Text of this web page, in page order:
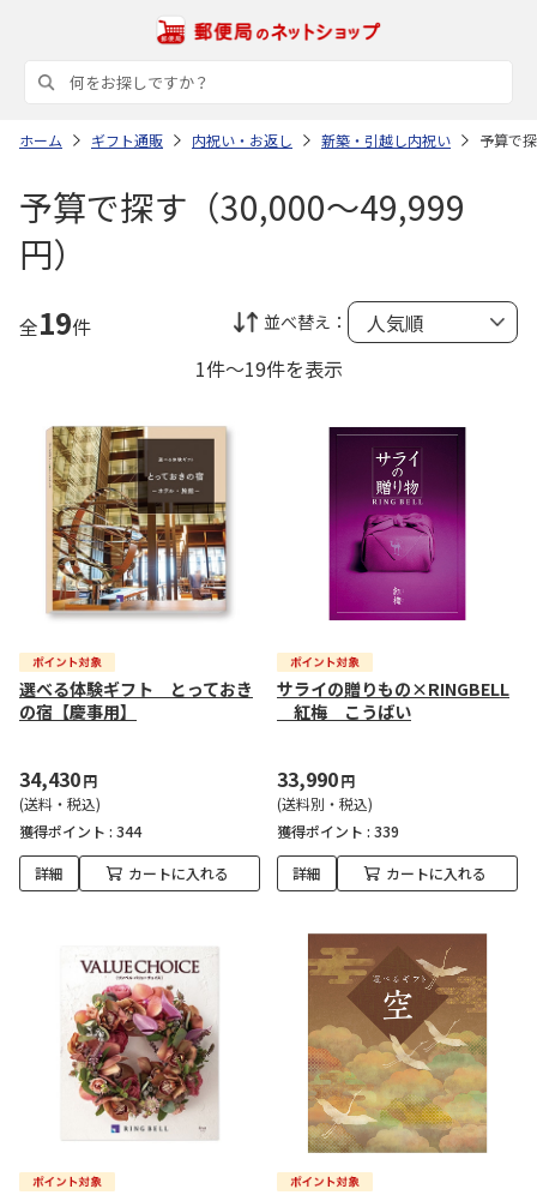
ホーム ギフト通販 内祝い・お返し 新築・引越し内祝い 予算で
予算で探す（30,000～49,999
円）
全19件 並べ替え：
1件～19件を表示
選べる体験ギフト とっておき
の宿【慶事用】
34,430円
(送料・税込)
獲得ポイント : 344
詳細 カートに入れる
サライの贈りもの×RINGBELL
紅梅 こうばい
33,990円
(送料別・税込)
獲得ポイント : 339
詳細 カートに入れる